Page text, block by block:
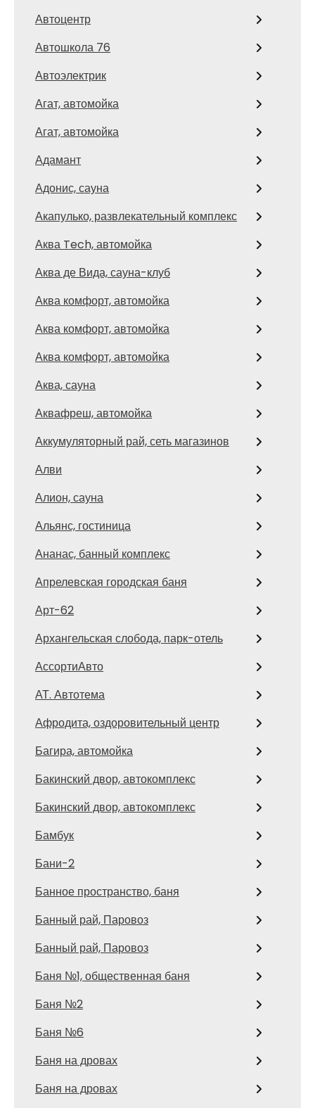
Автоцентр
Автошкола 76
Автоэлектрик
Агат, автомойка
Агат, автомойка
Адамант
Адонис, сауна
Акапулько, развлекательный комплекс
Аква Tech, автомойка
Аква де Вида, сауна-клуб
Аква комфорт, автомойка
Аква комфорт, автомойка
Аква комфорт, автомойка
Аква, сауна
Аквафреш, автомойка
Аккумуляторный рай, сеть магазинов
Алви
Алион, сауна
Альянс, гостиница
Ананас, банный комплекс
Апрелевская городская баня
Арт-62
Архангельская слобода, парк-отель
АссортиАвто
АТ. Автотема
Афродита, оздоровительный центр
Багира, автомойка
Бакинский двор, автокомплекс
Бакинский двор, автокомплекс
Бамбук
Бани-2
Банное пространство, баня
Банный рай, Паровоз
Банный рай, Паровоз
Баня №1, общественная баня
Баня №2
Баня №6
Баня на дровах
Баня на дровах